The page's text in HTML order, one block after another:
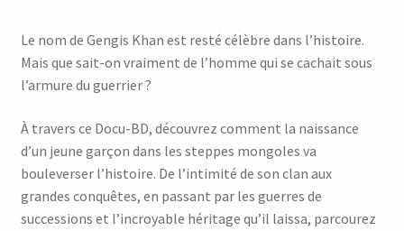
Le nom de Gengis Khan est resté célèbre dans l’histoire.
Mais que sait-on vraiment de l’homme qui se cachait sous
l’armure du guerrier ?
À travers ce Docu-BD, découvrez comment la naissance
d’un jeune garçon dans les steppes mongoles va
bouleverser l’histoire. De l’intimité de son clan aux
grandes conquêtes, en passant par les guerres de
successions et l’incroyable héritage qu’il laissa, parcourez